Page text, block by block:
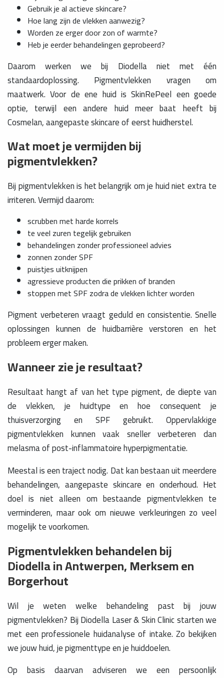
Gebruik je al actieve skincare?
Hoe lang zijn de vlekken aanwezig?
Worden ze erger door zon of warmte?
Heb je eerder behandelingen geprobeerd?
Daarom werken we bij Diodella niet met één
standaardoplossing. Pigmentvlekken vragen om
maatwerk. Voor de ene huid is SkinRePeel een goede
optie, terwijl een andere huid meer baat heeft bij
Cosmelan, aangepaste skincare of eerst huidherstel.
Wat moet je vermijden bij
pigmentvlekken?
Bij pigmentvlekken is het belangrijk om je huid niet extra te
irriteren. Vermijd daarom:
scrubben met harde korrels
te veel zuren tegelijk gebruiken
behandelingen zonder professioneel advies
zonnen zonder SPF
puistjes uitknijpen
agressieve producten die prikken of branden
stoppen met SPF zodra de vlekken lichter worden
Pigment verbeteren vraagt geduld en consistentie. Snelle
oplossingen kunnen de huidbarrière verstoren en het
probleem erger maken.
Wanneer zie je resultaat?
Resultaat hangt af van het type pigment, de diepte van
de vlekken, je huidtype en hoe consequent je
thuisverzorging en SPF gebruikt. Oppervlakkige
pigmentvlekken kunnen vaak sneller verbeteren dan
melasma of post-inflammatoire hyperpigmentatie.
Meestal is een traject nodig. Dat kan bestaan uit meerdere
behandelingen, aangepaste skincare en onderhoud. Het
doel is niet alleen om bestaande pigmentvlekken te
verminderen, maar ook om nieuwe verkleuringen zo veel
mogelijk te voorkomen.
Pigmentvlekken behandelen bij
Diodella in Antwerpen, Merksem en
Borgerhout
Wil je weten welke behandeling past bij jouw
pigmentvlekken? Bij Diodella Laser & Skin Clinic starten we
met een professionele huidanalyse of intake. Zo bekijken
we jouw huid, je pigmenttype en je huiddoelen.
Op basis daarvan adviseren we een persoonlijk